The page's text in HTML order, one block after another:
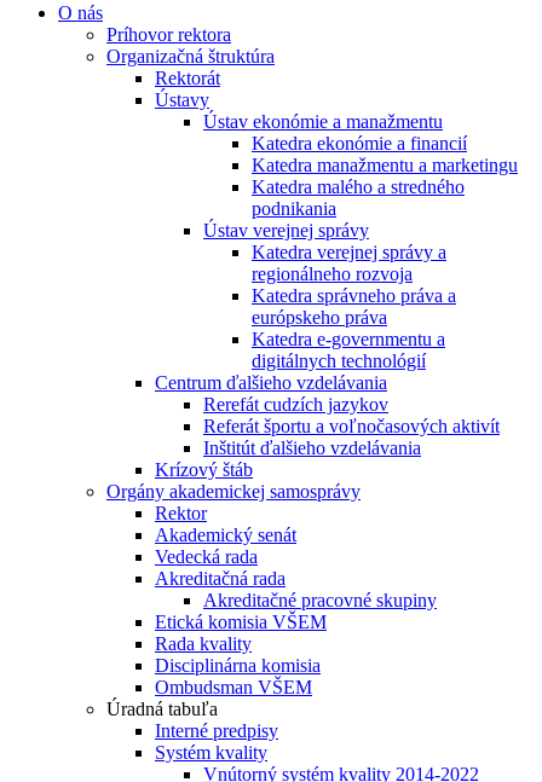
O nás
Príhovor rektora
Organizačná štruktúra
Rektorát
Ústavy
Ústav ekonómie a manažmentu
Katedra ekonómie a financií
Katedra manažmentu a marketingu
Katedra malého a stredného
podnikania
Ústav verejnej správy
Katedra verejnej správy a
regionálneho rozvoja
Katedra správneho práva a
európskeho práva
Katedra e-governmentu a
digitálnych technológií
Centrum ďalšieho vzdelávania
Rerefát cudzích jazykov
Referát športu a voľnočasových aktivít
Inštitút ďalšieho vzdelávania
Krízový štáb
Orgány akademickej samosprávy
Rektor
Akademický senát
Vedecká rada
Akreditačná rada
Akreditačné pracovné skupiny
Etická komisia VŠEM
Rada kvality
Disciplinárna komisia
Ombudsman VŠEM
Úradná tabuľa
Interné predpisy
Systém kvality
Vnútorný systém kvality 2014-2022